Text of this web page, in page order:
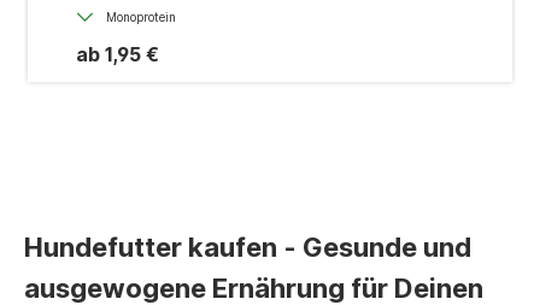
Monoprotein
ab 1,95 €
Hundefutter kaufen - Gesunde und
ausgewogene Ernährung für Deinen